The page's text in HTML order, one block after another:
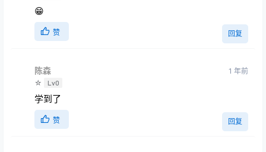
😁
赞 回复
陈森
☆ Lv0
1 年前
学到了
赞 回复